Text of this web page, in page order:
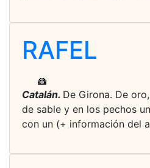
RAFEL
Catalán. De Girona. De
de sable y en los pechos
con un (+ información del